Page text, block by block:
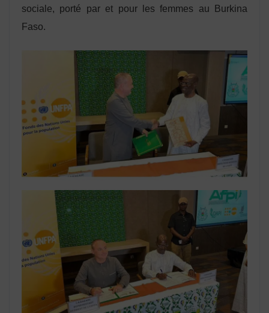
sociale, porté par et pour les femmes au Burkina
Faso.